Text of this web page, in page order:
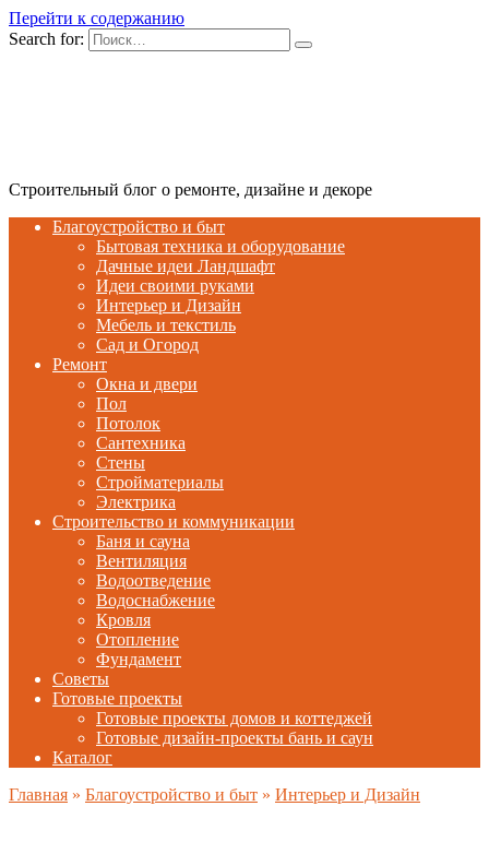
Перейти к содержанию
Search for:
Строительный блог о ремонте, дизайне и декоре
Благоустройство и быт
Бытовая техника и оборудование
Дачные идеи Ландшафт
Идеи своими руками
Интерьер и Дизайн
Мебель и текстиль
Сад и Огород
Ремонт
Окна и двери
Пол
Потолок
Сантехника
Стены
Стройматериалы
Электрика
Строительство и коммуникации
Баня и сауна
Вентиляция
Водоотведение
Водоснабжение
Кровля
Отопление
Фундамент
Советы
Готовые проекты
Готовые проекты домов и коттеджей
Готовые дизайн-проекты бань и саун
Каталог
Главная » Благоустройство и быт » Интерьер и Дизайн